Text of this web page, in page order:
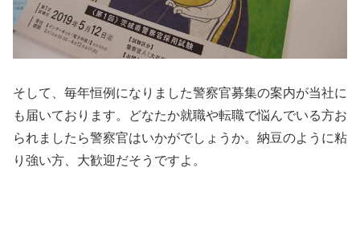
そして、毎年恒例になりました警察官募集の案内が当社に
も届いております。どなたか就職や転職で悩んでいる方お
られましたら警察官はいかがでしょうか。納豆のように粘
り強い方、大歓迎だそうですよ。